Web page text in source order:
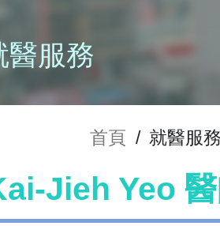
醫服務
首頁 / 就醫服
Jieh Yeo